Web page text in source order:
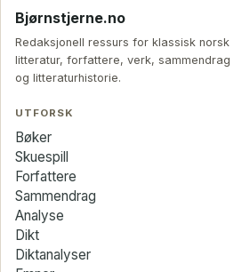
Bjørnstjerne.no
Redaksjonell ressurs for klassisk norsk
litteratur, forfattere, verk, sammendrag
og litteraturhistorie.
UTFORSK
Bøker
Skuespill
Forfattere
Sammendrag
Analyse
Dikt
Diktanalyser